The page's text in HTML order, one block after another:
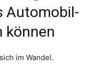
Automobil-
können
im Wandel.